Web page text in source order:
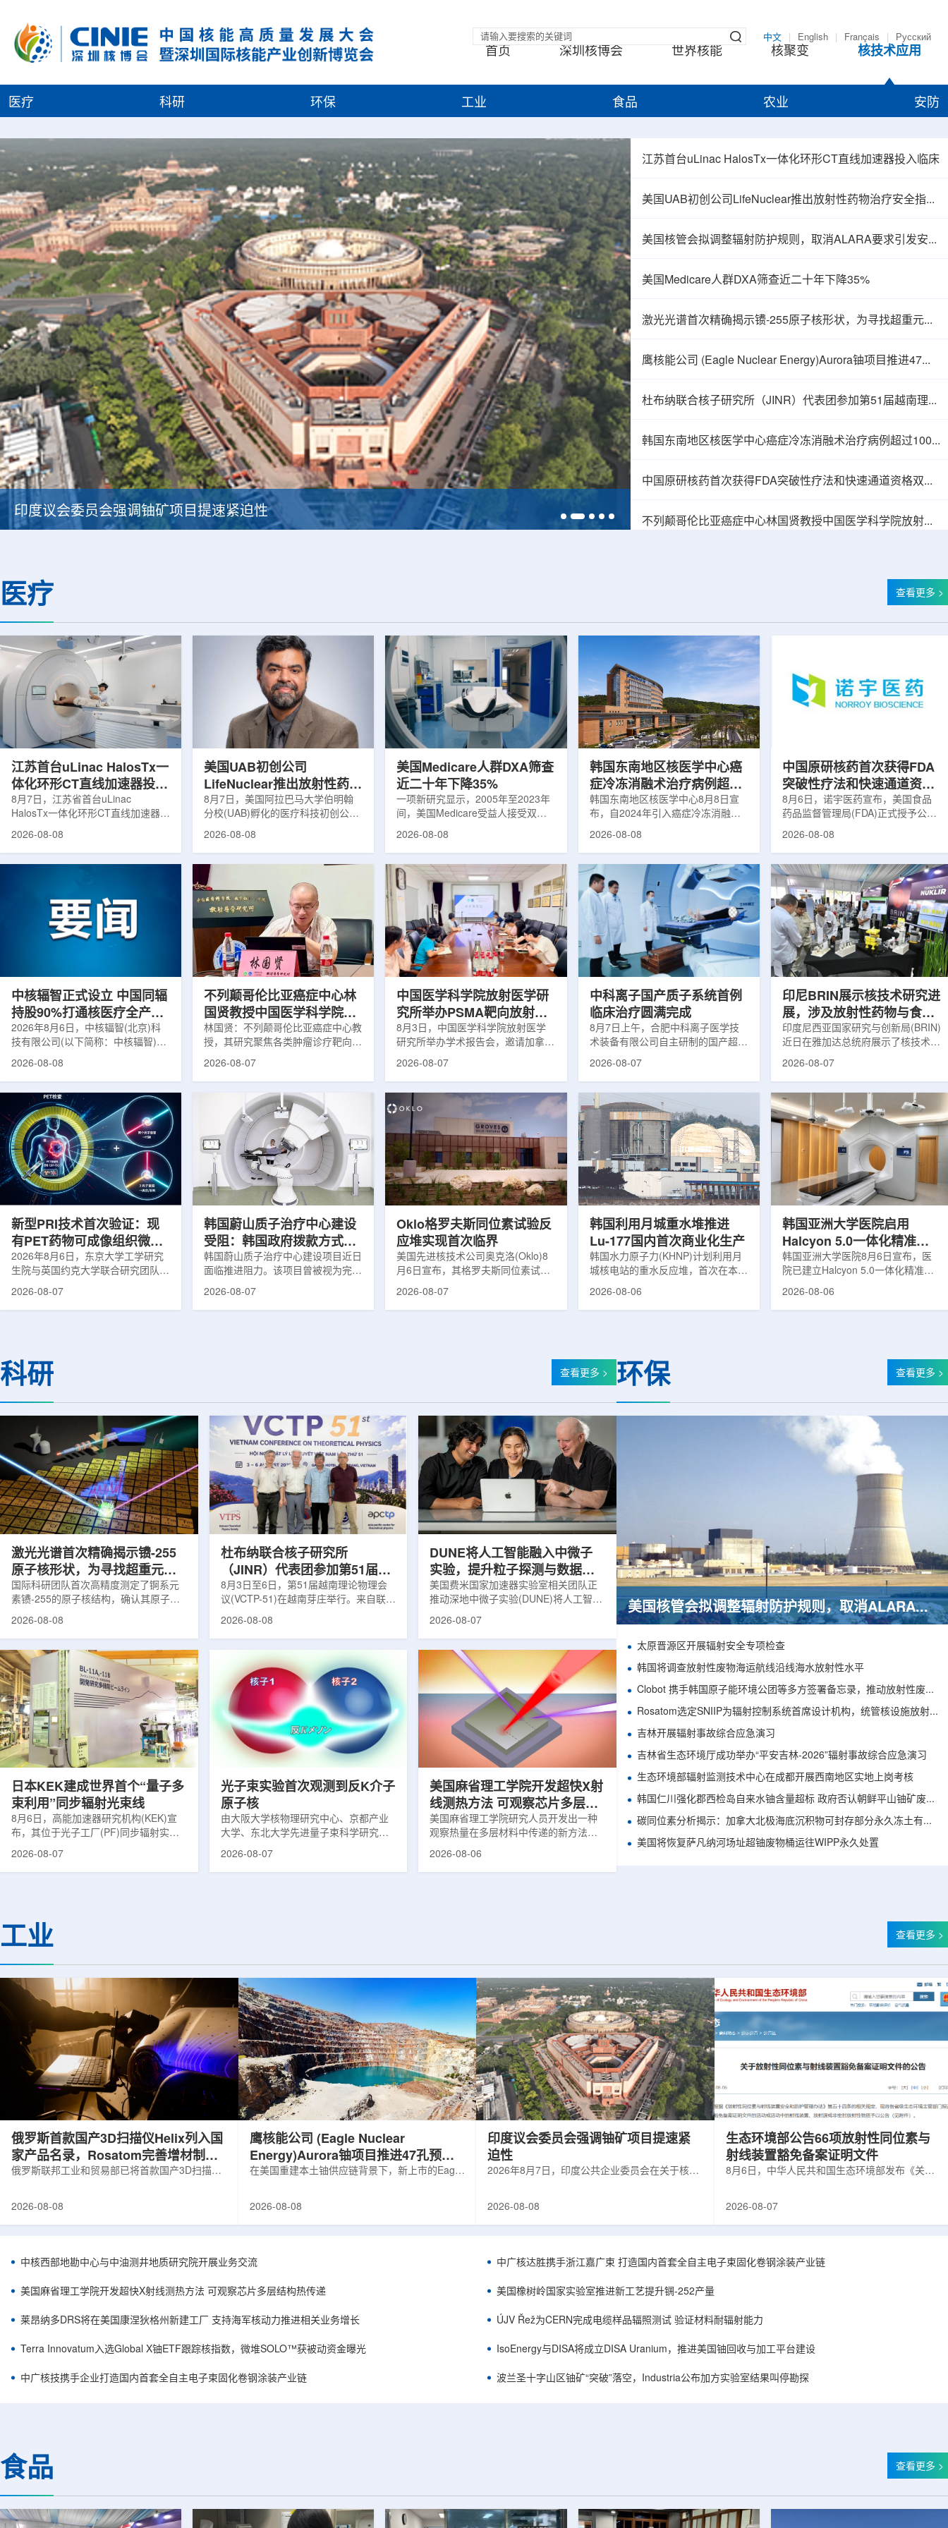
中文 English Français Русский
首页 深圳核博会 世界核能 核聚变 核技术应用
医疗 科研 环保 工业 食品 农业 安防
印度议会委员会强调铀矿项目提速紧迫性 中核辐智正式设立 中国同辐持股90%打通核医
江苏首台uLinac HalosTx一体化环形CT直线加速器投入临床
美国UAB初创公司LifeNuclear推出放射性药物治疗安全指导平台TheraGuide
美国核管会拟调整辐射防护规则，取消ALARA要求引发安全争议
美国Medicare人群DXA筛查近二十年下降35%
激光光谱首次精确揭示镄-255原子核形状，为寻找超重元素提供新线索
鹰核能公司 (Eagle Nuclear Energy)Aurora铀项目推进47孔预可研钻探
杜布纳联合核子研究所（JINR）代表团参加第51届越南理论物理会议
韩国东南地区核医学中心癌症冷冻消融术治疗病例超过100例
中国原研核药首次获得FDA突破性疗法和快速通道资格双重认定
不列颠哥伦比亚癌症中心林国贤教授中国医学科学院放射医学研究所开展学术交流
医疗 查看更多 >
江苏首台uLinac HalosTx一
体化环形CT直线加速器投入
临床
8月7日，江苏省首台uLinac
HalosTx一体化环形CT直线加速器在
南京医科大学第三附属医院(常州二
疗是肿瘤治疗的重要方式之一。传统
分体式放疗流程中，患者通常需要在
CT室与治疗室之间转运，治疗计划
也多依据此前采集的静态影像制定。
2026-08-08
美国UAB初创公司
LifeNuclear推出放射性药物
治疗安全指导平台
TheraGuide
8月7日，美国阿拉巴马大学伯明翰
分校(UAB)孵化的医疗科技初创公司
LifeNuclear宣布推出数字化平台
遵循辐射安全指导。放射性药物疗法
通过使用放射性药物靶向癌细胞，在
尽量减少周围健康组织损伤的同时发
挥治疗作用。随着该疗法应用范围扩
大，患者在治疗后通常需要阅读并执
行较为复杂的书面说明，这对部分患
者和护理人员而言存在理解和操作难
度。雷莫·乔治博士LifeNuclear由
2026-08-08
美国Medicare人群DXA筛查
近二十年下降35%
一项新研究显示，2005年至2023年
间，美国Medicare受益人接受双能X
射线吸收测定(DXA)检查的比例明显
果提示，不同人群之间的筛查可及性
差异正在扩大。研究人员分析了超过
500万名Medicare受益人的理赔数
据。结果显示，DXA使用率从2005
年的每10万名受益人7255次，下降
至2023年的每10万名受益人4690
次。相关研究已发表于
《Osteoporosis International》。下
2026-08-08
韩国东南地区核医学中心癌
症冷冻消融术治疗病例超过
100例
韩国东南地区核医学中心8月8日宣
布，自2024年引入癌症冷冻消融术
以来，中心已完成超过100例相关手
法。治疗过程中，医生在CT或超声
成像引导下，将细治疗针精准插入肿
瘤部位，通过零下40摄氏度或更低
的超低温冷冻病灶，使癌细胞发生坏
死。由于低温冷冻本身具有一定麻醉
作用，该技术有助于减轻患者疼痛，
减少对周围正常组织的损伤，并促进
术后较快恢复。据该中心介绍，目前
2026-08-08
中国原研核药首次获得FDA
突破性疗法和快速通道资格
双重认定
8月6日，诺宇医药宣布，美国食品
药品监督管理局(FDA)正式授予公司
自主研发的68Ga-NYM096突破性疗
认定(Fast Track Designation,
FTD)。这是原研核药领域中国首个
获得美国 FDA 突破性疗法认定、首
个同时获得 FDA 突破性疗法与快速
通道双项认定的产品，创造了核药领
域里程碑式突破。68Ga-NYM096是
一款特异性结合CAⅨ的肾癌小分子
诊断核药，适用于疑似或确认转移性
2026-08-08
中核辐智正式设立 中国同辐
持股90%打通核医疗全产业
链
2026年8月6日，中核辐智(北京)科
技有限公司(以下简称：中核辐智)正
式设立。公司由中国同辐股份有限公
创)共同出资组建，中国同辐持股
90%，中核浙创持股10%。中核辐智
将承接中国同辐核医学发展中心业
务，锚定智慧核医疗赛道深耕布局。
公司以智慧核医学物联系统为核心载
体，打通核医疗全产业链条，构建智
慧核医学系统+核药+装备+服务协同
发展模式，推动业务从单一产品供给
2026-08-08
不列颠哥伦比亚癌症中心林
国贤教授中国医学科学院放
射医学研究所开展学术交流
林国贤：不列颠哥伦比亚癌症中心教
授，其研究聚焦各类肿瘤诊疗靶向放
射性药物开发，迄今已主导/参与发
完成自研7款放射性药物的临床转
化，用于多种肿瘤诊疗。报告会上，
林国贤教授基于其团队多年的前沿探
索，系统梳理了针对前列腺癌靶点
PSMA的核药相关研究进展：一是F-
18标记PSMA靶向PET显像剂的分子
设计与临床优势;二是通过理性优化
分子结构，大幅提高Lu-177标记治
2026-08-07
中国医学科学院放射医学研
究所举办PSMA靶向放射性
药物学术报告会
8月3日，中国医学科学院放射医学
研究所举办学术报告会，邀请加拿大
温哥华不列颠哥伦比亚癌症中心林国
性药物开发》的学术报告。报告会采
取线上线下结合方式举行，放射所部
分科研人员和研究生参加。林国贤教
授长期从事肿瘤诊疗靶向放射性药物
开发研究，已主导或参与发表135余
篇同行评议期刊论文，提交30余项
放射性药物相关专利申请，并完成7
款自研放射性药物的临床转化，应用
2026-08-07
中科离子国产质子系统首例
临床治疗圆满完成
8月7日上午，合肥中科离子医学技
术装备有限公司自主研制的国产超导
回旋质子治疗系统，在合肥离子医学
治疗系统的重要突破。本例受试者为
肺癌患者。试验所用的超导质子治疗
系统，搭载中科离子自主研发的
SC240超导回旋加速器，具有超大照
射野、360°全周束流配送能力。治
疗全程依托多模融合4D图像引导精
准定位，能实现动态适配、精准治
疗。设备运行平稳低噪，治疗控制软
2026-08-07
印尼BRIN展示核技术研究进
展，涉及放射性药物与食品
辐照应用
印度尼西亚国家研究与创新局(BRIN)
近日在雅加达总统府展示了核技术研
究成果。BRIN局长阿里夫·萨特里亚
粮食和健康等领域。在健康领域，
BRIN正在开发用于核医学的放射性
药物。这类药物含有放射性物质，可
用于癌症诊断和治疗。阿里夫表示，
放射性药物研发对癌症识别和治疗具
有重要意义。在食品领域，BRIN将
核技术用于食品保鲜，重点包括出口
水果的辐照处理。阿里夫介绍，一些
2026-08-07
新型PRI技术首次验证：现
有PET药物可成像组织微环
境
2026年8月6日，东京大学工学研究
生院与英国约克大学联合研究团队宣
布，已建立一种利用正电子三光子衰
衰变的下一代核医学成像概念图目前
临床PET扫描主要利用正电子双光子
程度相关的微环境信息捕捉有限。...
2026-08-07
韩国蔚山质子治疗中心建设
受阻：韩国政府拨款方式调
整影响项目推进
韩国蔚山质子治疗中心建设项目近日
面临推进阻力。该项目曾被视为完善
韩国东南部区域癌症治疗体系的关键
中心，构建癌症患者可在区域内完成
手术...
2026-08-07
Oklo格罗夫斯同位素试验反
应堆实现首次临界
美国先进核技术公司奥克洛(Oklo)8
月6日宣布，其格罗夫斯同位素试验
反应堆已在低功率状态下实现可控自
工程建设、组件制造或采购、燃料配
置及...
2026-08-07
韩国利用月城重水堆推进
Lu-177国内首次商业化生产
韩国水力原子力(KHNP)计划利用月
城核电站的重水反应堆，首次在本土
生产用于癌症治疗的放射性同位素
元化的供应链并缩短运输时间。此次
计划的首要目标是实现镥-177的商业
后，韩国水力原子力还将扩大生产范
围至钴...
2026-08-06
韩国亚洲大学医院启用
Halcyon 5.0一体化精准放
射治疗方案
韩国亚洲大学医院8月6日宣布，医
院已建立Halcyon 5.0一体化精准放
射治疗解决方案，并开始全面用于患
Halcyon系统软件5.0版本为基础，集
成高分辨率锥形束CT成像系统
射治疗系统IDENTIFY。亚洲大学医
院表示，该院是韩国首...
2026-08-06
科研 查看更多 >
激光光谱首次精确揭示镄-255
原子核形状，为寻找超重元素
提供新线索
国际科研团队首次高精度测定了锕系元
素镄-255的原子核结构，确认其原子核
美因茨约翰内斯·古腾堡大学、亥姆霍兹
美因茨研究所、瑞典哥德堡大学等18家
机构合作完成。研究结果不仅修正了以
往标准数据表中部分不合理的核性质数
值，也为现代原子核理论模型提供了关
键实验验证。镄是自然界中不存在的人
工合成重元素，镄-255含有100个质子
和155个中子，实验获取极为困难。研究
团...
2026-08-08
杜布纳联合核子研究所
（JINR）代表团参加第51届越
南理论物理会议
8月3日至6日，第51届越南理论物理会
议(VCTP-51)在越南芽庄举行。来自联合
南、德国、印度、中国、巴基斯坦、俄
罗斯、台湾、菲律宾和日本等国家和地
区的170余名学者开展交流。本届会议议
题覆盖高能物理、核物理、凝聚态物理
和宇宙学等多个理论物理前沿方向，同
时涉及超越标准模型物理、分子物理、
量子光学与量子信息、生物材料和生物
分子等交叉研究领域。广泛的议程...
2026-08-08
DUNE将人工智能融入中微子
实验，提升粒子探测与数据处
理能力
美国费米国家加速器实验室相关团队正
推动深地中微子实验(DUNE)将人工智能
互作用识别、事件分类和探测器管理能
力。DUNE位于长基线中微子设施，目
前已开始安装大型中微子探测器模块的
结构元件。该实验由近探测器和远探测
器组成：近探测器位于费米实验室，远
探测器设在南达科他州桑福德地下研究
设施地下约1英里处。两个探测器都将采
用液氩时间投影室技术，用于记录中微
2026-08-07
日本KEK建成世界首个“量子多
束利用”同步辐射光束线
8月6日，高能加速器研究机构(KEK)宣
布，其位于光子工厂(PF)同步辐射实验
装置的BL-11A和BL-11B光束线已建成世
心的同步辐射装置组成，定位为科研和
教育基础设施。新光束线的主要特点在
观...
2026-08-07
光子束实验首次观测到反K介子
原子核
由大阪大学核物理研究中心、京都产业
大学、东北大学先进量子束科学研究中
心、高丽大学、岐阜大学、中国近代物
射设施SP...
2026-08-07
美国麻省理工学院开发超快X射
线测热方法 可观察芯片多层结
构热传递
美国麻省理工学院研究人员开发出一种
观察热量在多层材料中传递的新方法，
可用于精确测量计算机芯片等电子器件
2026-08-06
环保 查看更多 >
美国核管会拟调整辐射防护规则，取消ALARA要求引发安全争议
太原晋源区开展辐射安全专项检查
韩国将调查放射性废物海运航线沿线海水放射性水平
Clobot 携手韩国原子能环境公团等多方签署备忘录，推动放射性废物安全管理多机型机器人示范
Rosatom选定SNIIP为辐射控制系统首席设计机构，统管核设施放射仪表标准化与进口替代保障
吉林开展辐射事故综合应急演习
吉林省生态环境厅成功举办“平安吉林-2026”辐射事故综合应急演习
生态环境部辐射监测技术中心在成都开展西南地区实地上岗考核
韩国仁川强化郡西检岛自来水铀含量超标 政府否认朝鲜平山铀矿废水影响
碳同位素分析揭示：加拿大北极海底沉积物可封存部分永久冻土有机碳
美国将恢复萨凡纳河场址超铀废物桶运往WIPP永久处置
工业 查看更多 >
俄罗斯首款国产3D扫描仪Helix列入国
家产品名录，Rosatom完善增材制造
技术链
俄罗斯联邦工业和贸易部已将首款国产3D扫描仪
完成。至此，Helix成为俄罗斯首款、也是目前唯
RangeVision Helix由俄罗斯国家原子能公司增材
制造合作伙伴RangeVision研发制造。自2025年
以来，该公司成为唯一纳入俄罗斯国家原子能公
司增材制造生态系统的俄罗斯3D扫描...
2026-08-08
鹰核能公司 (Eagle Nuclear
Energy)Aurora铀项目推进47孔预可
研钻探
在美国重建本土铀供应链背景下，新上市的Eagle
1300标准含indicated资源3275万磅、inferred
孔、总进尺约2.7万英尺的预可研钻探，待联邦与
州审批通过后开工，预计2027年下半年完成预可
研。技术端近期增补Yukuskokon Professional
Services，并扩大与BBA USA、SLR I...
2026-08-08
印度议会委员会强调铀矿项目提速紧
迫性
2026年8月7日，印度公共企业委员会在关于核电
建项目将产量翻倍，但委员会认为该时间表偏晚
将拉长进口燃料战略敏感期。目前PHWR机组约
25GWe年需U3O8约5400吨，UCIL仅能满足约
30%，须靠加速国产与多元化供应降低进口依
赖。委员会支持UCIL与NTPC组建合资企业参股
海外铀...
2026-08-08
生态环境部公告66项放射性同位素与
射线装置豁免备案证明文件
8月6日，中华人民共和国生态环境部发布《关于
将各省级生态环境主管部门报送的、已获得豁免
置、放射源或非密封放射性物质予以公告。随公
告发布的汇总表共列出66项备案记录，涉及山
2026-08-07
中核西部地勘中心与中油测井地质研究院开展业务交流
美国麻省理工学院开发超快X射线测热方法 可观察芯片多层结构热传递
莱昂纳多DRS将在美国康涅狄格州新建工厂 支持海军核动力推进相关业务增长
Terra Innovatum入选Global X铀ETF跟踪核指数，微堆SOLO™获被动资金曝光
中广核技携手企业打造国内首套全自主电子束固化卷钢涂装产业链
中广核达胜携手浙江嘉广束 打造国内首套全自主电子束固化卷钢涂装产业链
美国橡树岭国家实验室推进新工艺提升锎-252产量
ÚJV Řež为CERN完成电缆样品辐照测试 验证材料耐辐射能力
IsoEnergy与DISA将成立DISA Uranium，推进美国铀回收与加工平台建设
波兰圣十字山区铀矿“突破”落空，Industria公布加方实验室结果叫停勘探
食品 查看更多 >